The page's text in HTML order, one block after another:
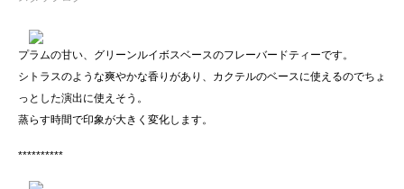
プラムの甘い、グリーンルイボスベースのフレーバードティーです。
シトラスのような爽やかな香りがあり、カクテルのベースに使えるのでちょ
っとした演出に使えそう。
蒸らす時間で印象が大きく変化します。
**********